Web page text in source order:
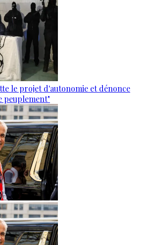
le projet d'autonomie et dénonce
peuplement"